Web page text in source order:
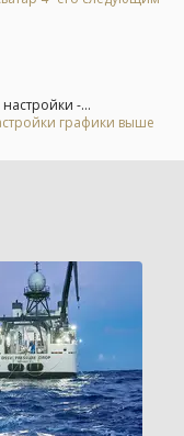
-...
графики выше